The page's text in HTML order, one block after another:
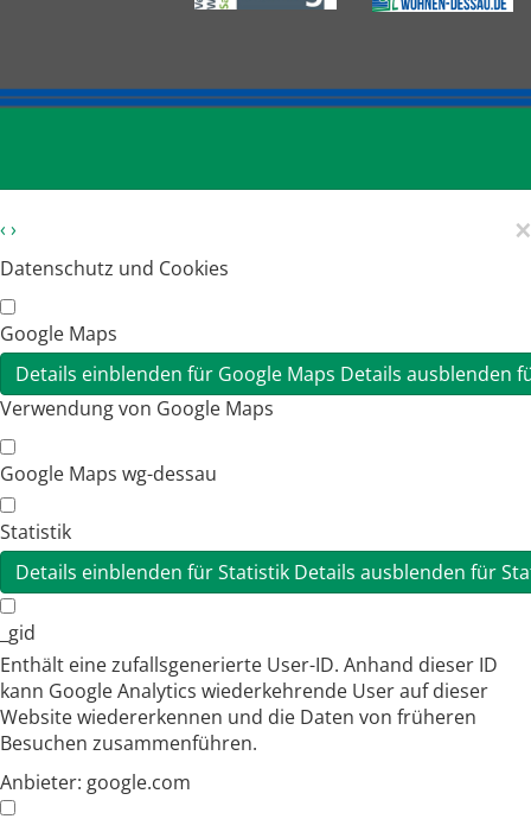
‹ › ×
Datenschutz und Cookies
Google Maps
Details einblenden für Google Maps Details ausblenden
Verwendung von Google Maps
Google Maps wg-dessau
Statistik
Details einblenden für Statistik Details ausblenden für
_gid
Enthält eine zufallsgenerierte User-ID. Anhand dieser ID
kann Google Analytics wiederkehrende User auf dieser
Website wiedererkennen und die Daten von früheren
Besuchen zusammenführen.
Anbieter: google.com